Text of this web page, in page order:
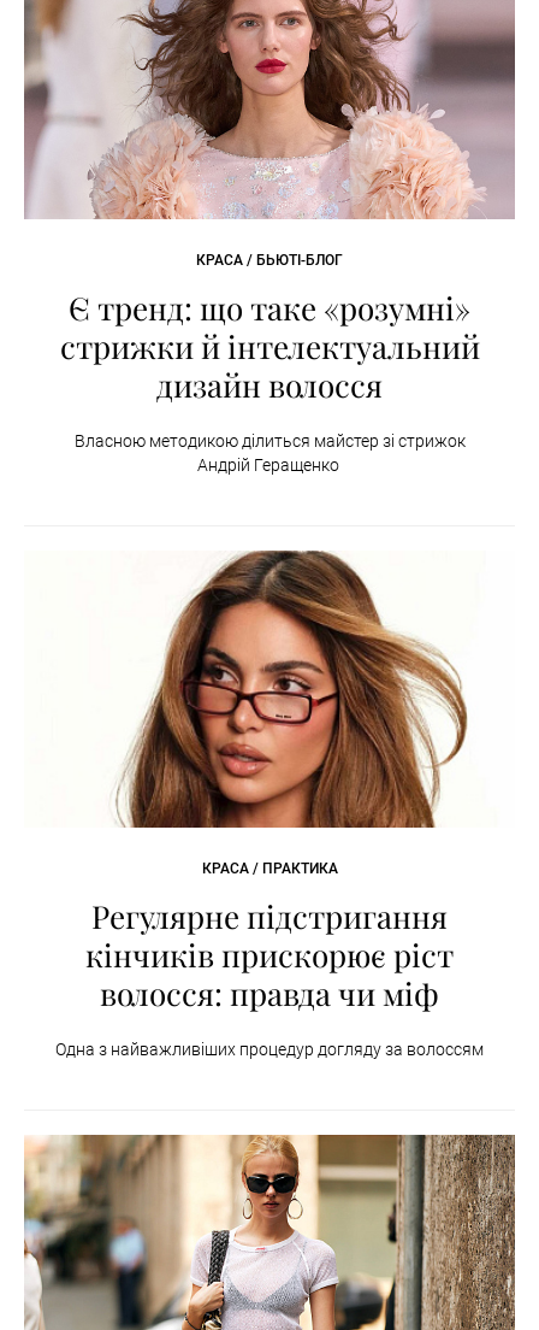
КРАСА / БЬЮТІ-БЛОГ
Є тренд: що таке «розумні»
стрижки й інтелектуальний
дизайн волосся
Власною методикою ділиться майстер зі стрижок
Андрій Геращенко
КРАСА / ПРАКТИКА
Регулярне підстригання
кінчиків прискорює ріст
волосся: правда чи міф
Одна з найважливіших процедур догляду за волоссям